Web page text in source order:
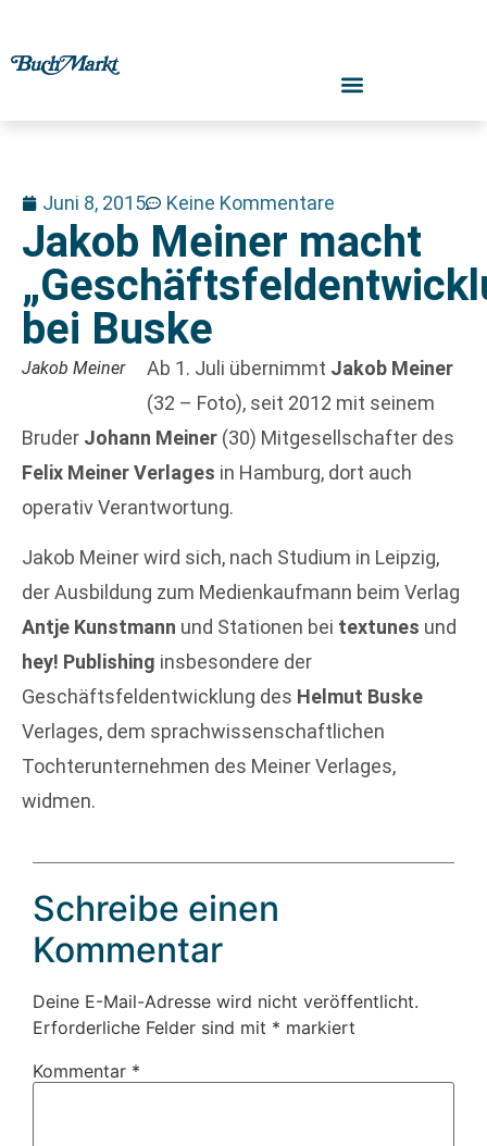
Juni 8, 2015 Keine Kommentare
Jakob Meiner macht
bei Buske
Jakob Meiner Ab 1. Juli übernimmt Jakob Meiner
(32 – Foto), seit 2012 mit seinem
Bruder Johann Meiner (30) Mitgesellschafter des
Felix Meiner Verlages in Hamburg, dort auch
operativ Verantwortung.
Jakob Meiner wird sich, nach Studium in Leipzig,
der Ausbildung zum Medienkaufmann beim Verlag
Antje Kunstmann und Stationen bei textunes und
hey! Publishing insbesondere der
Geschäftsfeldentwicklung des Helmut Buske
Verlages, dem sprachwissenschaftlichen
Tochterunternehmen des Meiner Verlages,
widmen.
Schreibe einen
Kommentar
Deine E-Mail-Adresse wird nicht veröffentlicht.
Erforderliche Felder sind mit * markiert
Kommentar *